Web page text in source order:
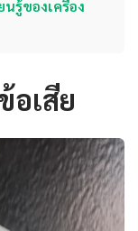
นรู้ของเครื่อง
อเสีย